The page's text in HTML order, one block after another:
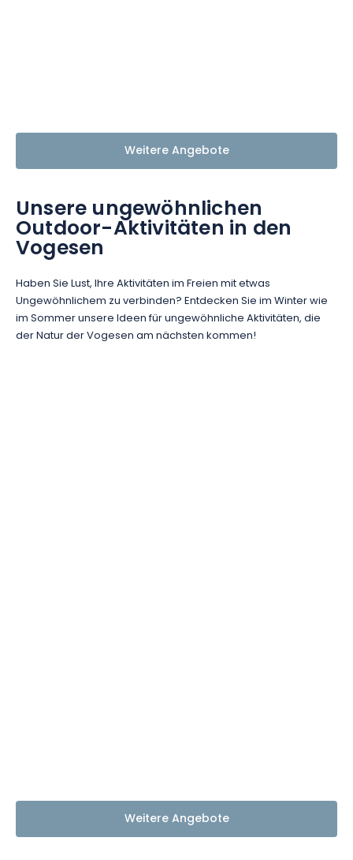
Weitere Angebote
Unsere ungewöhnlichen
Outdoor-Aktivitäten in den
Vogesen
Haben Sie Lust, Ihre Aktivitäten im Freien mit etwas
Ungewöhnlichem zu verbinden? Entdecken Sie im Winter wie
im Sommer unsere Ideen für ungewöhnliche Aktivitäten, die
der Natur der Vogesen am nächsten kommen!
Weitere Angebote